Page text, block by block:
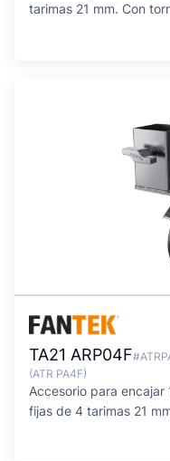
tarimas 21 mm. Con
TA21 ARP04F
(ATR PA4F)
Accesorio para
fijas de 4 tarimas 21